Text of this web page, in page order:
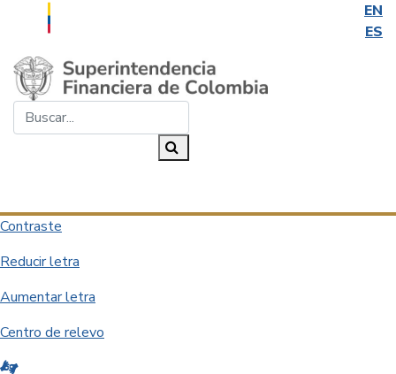
EN
ES
Saltar al contenido principal
Contraste
Reducir letra
Aumentar letra
Centro de relevo